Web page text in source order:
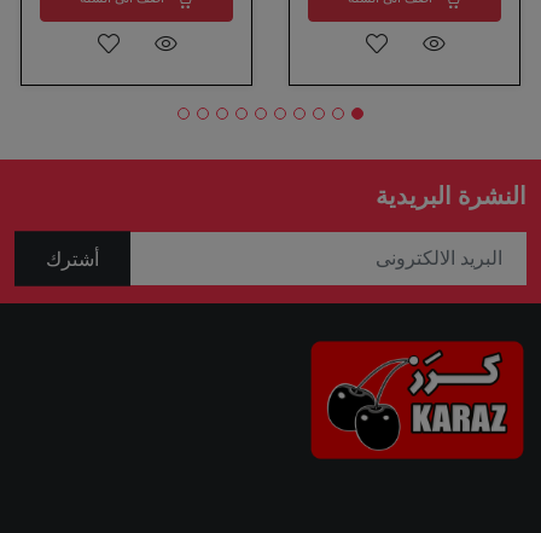
النشرة البريدية
أشترك